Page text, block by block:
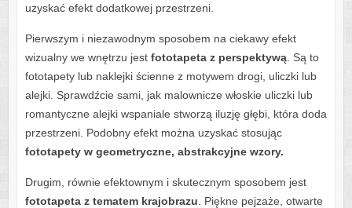
uzyskać efekt dodatkowej przestrzeni.
Pierwszym i niezawodnym sposobem na ciekawy efekt
wizualny we wnętrzu jest fototapeta z perspektywą. Są to
fototapety lub naklejki ścienne z motywem drogi, uliczki lub
alejki. Sprawdźcie sami, jak malownicze włoskie uliczki lub
romantyczne alejki wspaniale stworzą iluzję głębi, która doda
przestrzeni. Podobny efekt można uzyskać stosując
fototapety w geometryczne, abstrakcyjne wzory.
Drugim, równie efektownym i skutecznym sposobem jest
fototapeta z tematem krajobrazu . Piękne pejzaże, otwarte